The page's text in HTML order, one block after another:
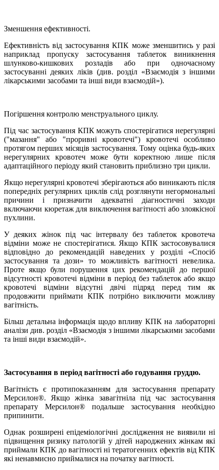
Зменшення ефективності.
Ефективність від застосування КПК може зменшитись у разі
наприклад пропуску застосування таблеток виникнення
шлунково-кишкових розладів або при одночасному
застосуванні деяких ліків (див. розділ «Взаємодія з іншими
лікарськими засобами та інші види взаємодій»).
Погіршення контролю менструального циклу.
Під час застосування КПК можуть спостерігатися нерегулярні
("мазання" або "проривні кровотечі") кровотечі особливо
протягом перших місяців застосування. Тому оцінка будь-яких
нерегулярних кровотеч може бути коректною лише після
адаптаційного періоду який становить приблизно три цикли.
Якщо нерегулярні кровотечі зберігаються або виникають після
попередніх регулярних циклів слід розглянути негормональні
причини і призначити адекватні діагностичні заходи
включаючи кюретаж для виключення вагітності або злоякісної
пухлини.
У деяких жінок під час інтервалу без таблеток кровотеча
відміни може не спостерігатися. Якщо КПК застосовувалися
відповідно до рекомендацій наведених у розділі «Спосіб
застосування та дози» то можливість вагітності невелика.
Проте якщо були порушення цих рекомендацій до першої
відсутності кровотечі відміни в період без таблеток або якщо
кровотечі відміни відсутні двічі підряд перед тим як
продовжити приймати КПК потрібно виключити можливу
вагітність.
Більш детальна інформація щодо впливу КПК на лабораторні
аналізи див. розділ «Взаємодія з іншими лікарськими засобами
та інші види взаємодій».
Застосування в період вагітності або годування груддю.
Вагітність є протипоказанням для застосування препарату
Мерсилон®. Якщо жінка завагітніла під час застосування
препарату Мерсилон® подальше застосування необхідно
припинити.
Однак розширені епідеміологічні дослідження не виявили ні
підвищення ризику патологій у дітей народжених жінкам які
приймали КПК до вагітності ні тератогенних ефектів від КПК
які ненавмисно приймалися на початку вагітності.